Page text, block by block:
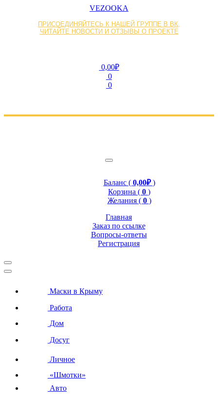
VEZOOKA
ПРИСОЕДИНЯЙТЕСЬ К НАШЕЙ ГРУППЕ В ВК,
ЧИТАЙТЕ НОВОСТИ И ОТЗЫВЫ О ПРОЕКТЕ
0,00₽
0
0
Баланс ( 0,00₽)
Корзина ( 0 )
Желания ( 0 )
Главная
Заказ по ссылке
Вопросы-ответы
Регистрация
Маски в Крыму
Работа
Дом
Досуг
Личное
«Шмотки»
Авто